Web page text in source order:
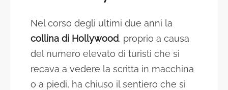
Nel corso degli ultimi due anni la
collina di Hollywood, proprio a causa
del numero elevato di turisti che si
recava a vedere la scritta in macchina
o a piedi, ha chiuso il sentiero che si